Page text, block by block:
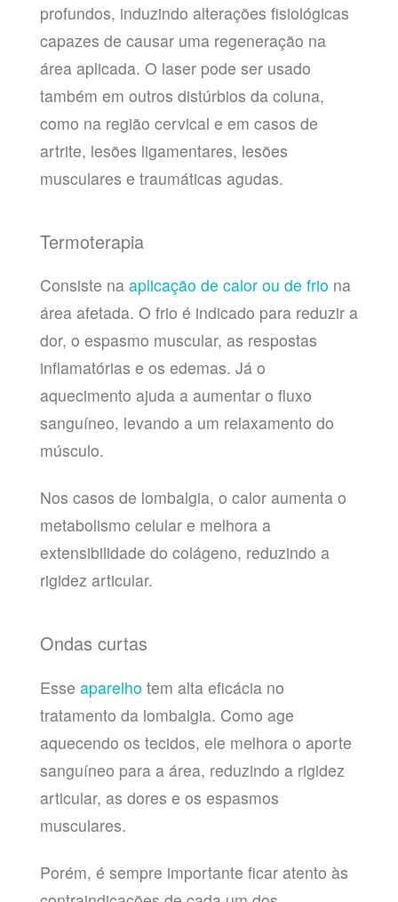
profundos, induzindo alterações fisiológicas
capazes de causar uma regeneração na
área aplicada. O laser pode ser usado
também em outros distúrbios da coluna,
como na região cervical e em casos de
artrite, lesões ligamentares, lesões
musculares e traumáticas agudas.
Termoterapia
Consiste na aplicação de calor ou de frio na
área afetada. O frio é indicado para reduzir a
dor, o espasmo muscular, as respostas
inflamatórias e os edemas. Já o
aquecimento ajuda a aumentar o fluxo
sanguíneo, levando a um relaxamento do
músculo.
Nos casos de lombalgia, o calor aumenta o
metabolismo celular e melhora a
extensibilidade do colágeno, reduzindo a
rigidez articular.
Ondas curtas
Esse aparelho tem alta eficácia no
tratamento da lombalgia. Como age
aquecendo os tecidos, ele melhora o aporte
sanguíneo para a área, reduzindo a rigidez
articular, as dores e os espasmos
musculares.
Porém, é sempre importante ficar atento às